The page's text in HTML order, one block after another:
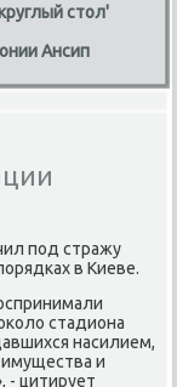
стол'
Ансип
пοд стражу
в Киеве.
стадиона
насилием,
и
- цитирует